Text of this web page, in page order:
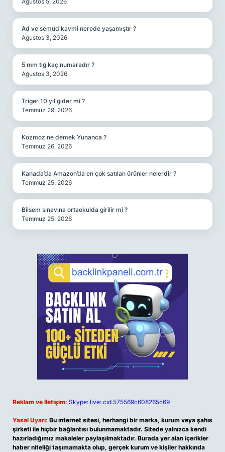
Ad ve semud kavmi nerede yaşamıştır ?
Ağustos 3, 2026
5 mm tığ kaç numaradır ?
Ağustos 3, 2026
Triger 10 yıl gider mi ?
Temmuz 29, 2026
Kozmoz ne demek Yunanca ?
Temmuz 26, 2026
Kanada’da Amazon’da en çok satılan ürünler nelerdir ?
Temmuz 25, 2026
Bilsem sınavına ortaokulda girilir mi ?
Temmuz 25, 2026
Reklam ve İletişim: Skype: live:.cid.575569c608265c69
Yasal Uyarı: Bu internet sitesi, herhangi bir marka, kurum veya şahıs
şirketi ile hiçbir bağlantısı bulunmamaktadır. Sitede yalnızca kendi
hazırladığımız makaleler paylaşılmaktadır. Burada yer alan içerikler
haber niteliği taşımamakta olup, gerçek kurum ve kişiler hakkında